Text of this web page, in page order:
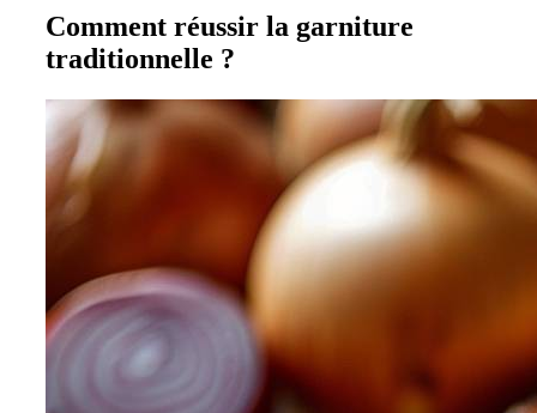
Comment réussir la garniture
traditionnelle ?